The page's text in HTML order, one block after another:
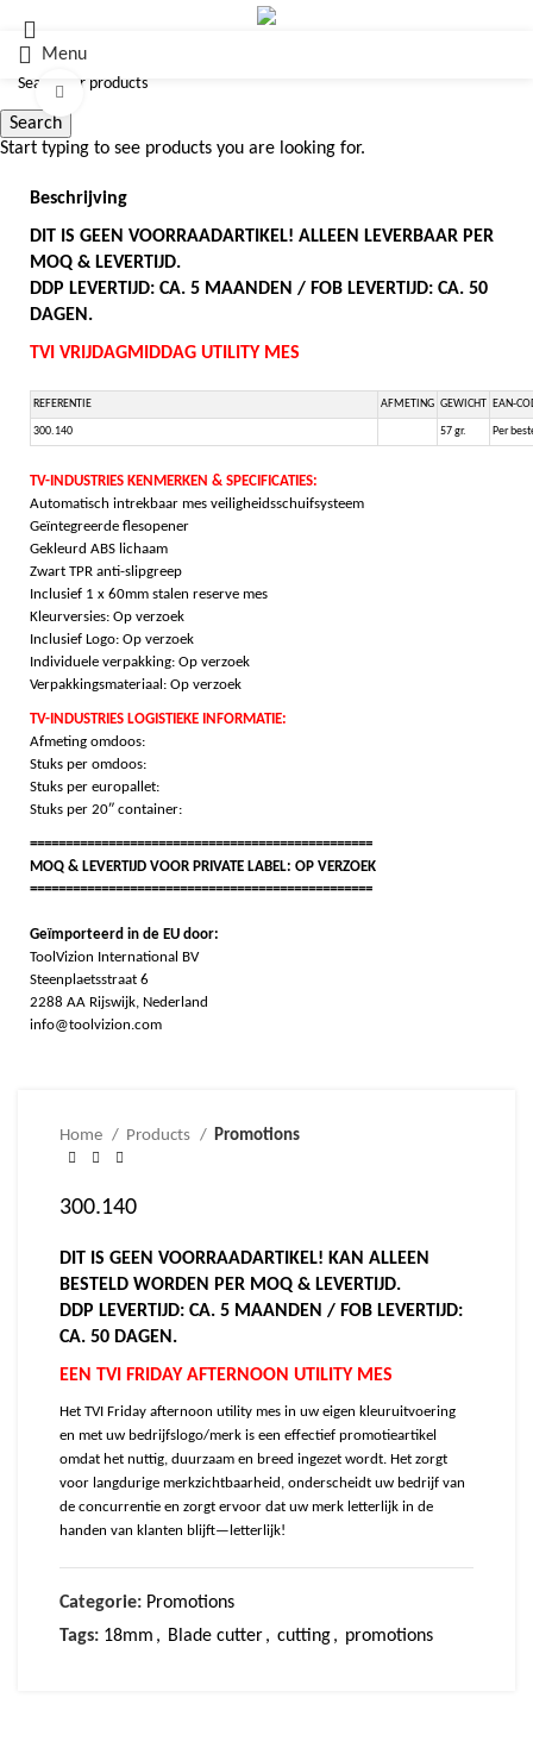
Menu
Click to enlarge
Beschrijving
DIT IS GEEN VOORRAADARTIKEL! ALLEEN LEVERBAAR PER
MOQ & LEVERTIJD.
DDP LEVERTIJD: CA. 5 MAANDEN / FOB LEVERTIJD: CA. 50
DAGEN.
TVI VRIJDAGMIDDAG UTILITY MES
REFERENTIE AFMETING GEWICHT EAN-
300.140 57 gr. Per
TV-INDUSTRIES KENMERKEN & SPECIFICATIES:
Automatisch intrekbaar mes veiligheidsschuifsysteem
Geïntegreerde flesopener
Gekleurd ABS lichaam
Zwart TPR anti-slipgreep
Inclusief 1 x 60mm stalen reserve mes
Kleurversies: Op verzoek
Inclusief Logo: Op verzoek
Individuele verpakking: Op verzoek
Verpakkingsmateriaal: Op verzoek
TV-INDUSTRIES LOGISTIEKE INFORMATIE:
Afmeting omdoos:
Stuks per omdoos:
Stuks per europallet:
Stuks per 20″ container:
================================================
MOQ & LEVERTIJD VOOR PRIVATE LABEL: OP VERZOEK
================================================
Geïmporteerd in de EU door:
ToolVizion International BV
Steenplaetsstraat 6
2288 AA Rijswijk, Nederland
info@toolvizion.com
Home Products Promotions
300.140
DIT IS GEEN VOORRAADARTIKEL! KAN ALLEEN
BESTELD WORDEN PER MOQ & LEVERTIJD.
DDP LEVERTIJD: CA. 5 MAANDEN / FOB LEVERTIJD:
CA. 50 DAGEN.
EEN TVI FRIDAY AFTERNOON UTILITY MES
Het TVI Friday afternoon utility mes in uw eigen kleuruitvoering
en met uw bedrijfslogo/merk is een effectief promotieartikel
omdat het nuttig, duurzaam en breed ingezet wordt. Het zorgt
voor langdurige merkzichtbaarheid, onderscheidt uw bedrijf van
de concurrentie en zorgt ervoor dat uw merk letterlijk in de
handen van klanten blijft—letterlijk!
Categorie: Promotions
Tags: 18mm , Blade cutter, cutting, promotions
Search
Start typing to see products you are looking for.